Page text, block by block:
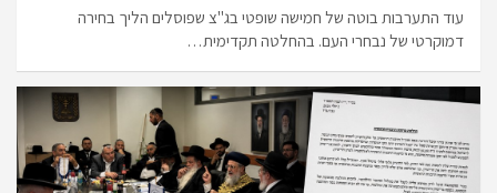
עוד התערבות בוטה של חמישה שופטי בג"צ שפוסלים הליך בחירה
דמוקרטי של נבחרי העם. בהחלטה תקדימית…